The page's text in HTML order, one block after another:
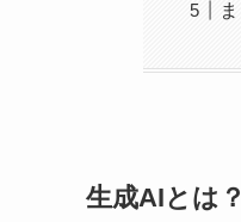
生成AIとは